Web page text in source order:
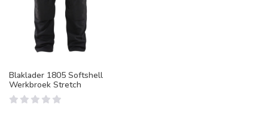
Blaklader 1805 Softshell
Werkbroek Stretch